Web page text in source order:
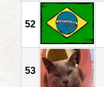
52
53